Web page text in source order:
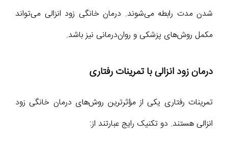
شدن مدت رابطه می‌شوند. درمان خانگی زود انزالی می‌تواند
مکمل روش‌های پزشکی و روان‌درمانی نیز باشد.
درمان زود انزالی با تمرینات رفتاری
تمرینات رفتاری یکی از مؤثرترین روش‌های درمان خانگی زود
انزالی هستند. دو تکنیک رایج عبارتند از: